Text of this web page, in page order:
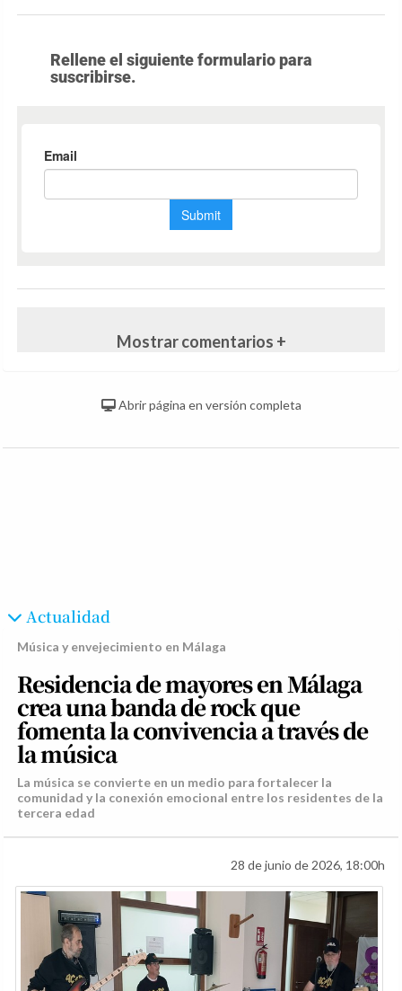
Rellene el siguiente formulario para
suscribirse.
Mostrar comentarios +
Abrir página en versión completa
Actualidad
Música y envejecimiento en Málaga
Residencia de mayores en Málaga
crea una banda de rock que
fomenta la convivencia a través de
la música
La música se convierte en un medio para fortalecer la
comunidad y la conexión emocional entre los residentes de la
tercera edad
28 de junio de 2026, 18:00h